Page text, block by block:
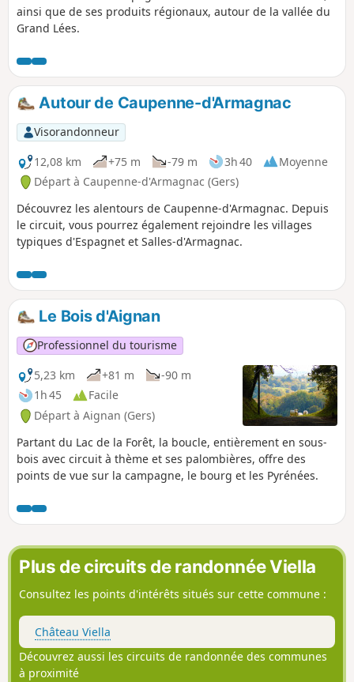
ainsi que de ses produits régionaux, autour de la vallée du
Grand Lées.
Autour de Caupenne-d'Armagnac
Visorandonneur
12,08 km
+75 m -79 m 3h 40
Moyenne
Départ à Caupenne-d'Armagnac (Gers)
Découvrez les alentours de Caupenne-d'Armagnac. Depuis
le circuit, vous pourrez également rejoindre les villages
typiques d'Espagnet et Salles-d'Armagnac.
Le Bois d'Aignan
Professionnel du tourisme
5,23 km
+81 m
-90 m
1h 45
Facile
Départ à Aignan (Gers)
Partant du Lac de la Forêt, la boucle, entièrement en sous-
bois avec circuit à thème et ses palombières, offre des
points de vue sur la campagne, le bourg et les Pyrénées.
Plus de circuits de randonnée Viella
Consultez les points d'intérêts situés sur cette commune :
Château Viella
Découvrez aussi les circuits de randonnée des communes
à proximité